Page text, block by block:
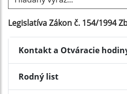
Legislatíva Zákon č. 154/1994
Kontakt a Otváracie
Rodný list